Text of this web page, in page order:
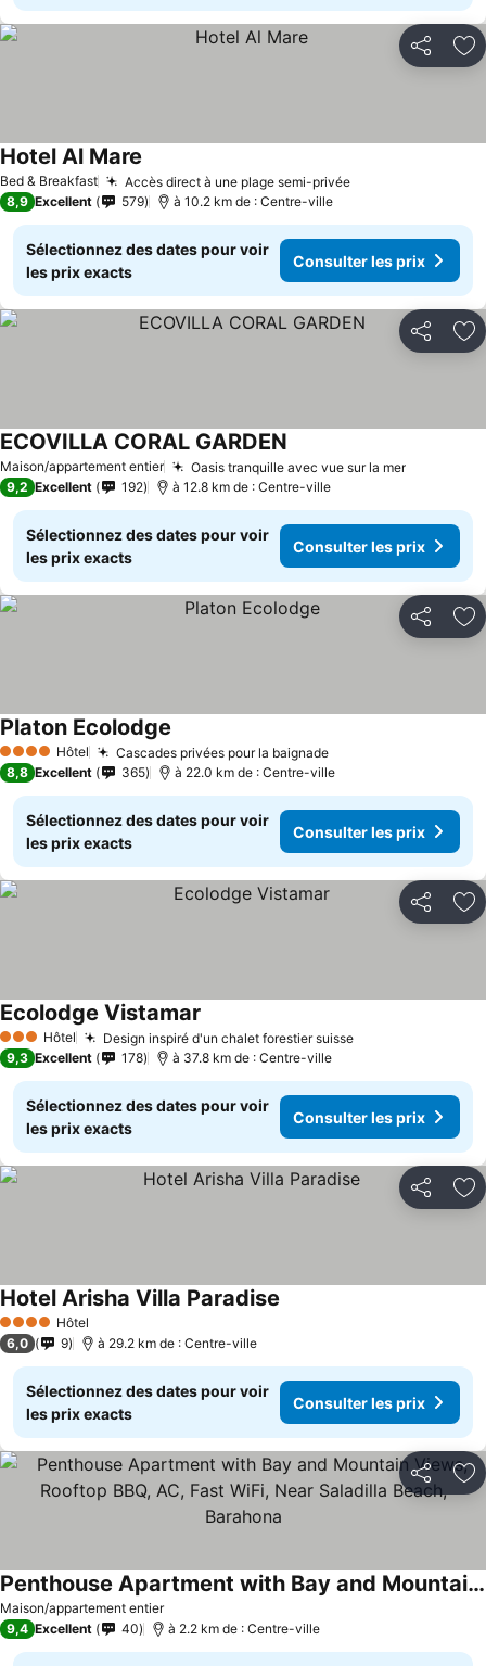
Partager
Bed & Breakfast Accès direct à une plage semi-privée
Hotel Al Mare
8,9 Excellent 579 à 10.2 km de : Centre-ville
Sélectionnez des dates pour voir
les prix exacts
Consulter les prix
Partager
Maison/appartement entier Oasis tranquille avec vue sur la mer
ECOVILLA CORAL GARDEN
9,2 Excellent 192 à 12.8 km de : Centre-ville
Sélectionnez des dates pour voir
les prix exacts
Consulter les prix
Partager
4 Étoiles Hôtel Cascades privées pour la baignade
Platon Ecolodge
8,8 Excellent 365 à 22.0 km de : Centre-ville
Sélectionnez des dates pour voir
les prix exacts
Consulter les prix
Partager
3 ÉtoilesHôtel Design inspiré d'un chalet forestier suisse
Ecolodge Vistamar
9,3 Excellent 178 à 37.8 km de : Centre-ville
Sélectionnez des dates pour voir
les prix exacts
Consulter les prix
Partager
4 Étoiles Hôtel
Hotel Arisha Villa Paradise
6,0 9 à 29.2 km de : Centre-ville
Sélectionnez des dates pour voir
les prix exacts
Consulter les prix
Partager
Maison/appartement entier
Penthouse Apartment with Bay and Mountain Views, Rooftop BBQ, AC, Fast WiFi, Near Saladilla Beach, Barahona
9,4 Excellent 40 à 2.2 km de : Centre-ville